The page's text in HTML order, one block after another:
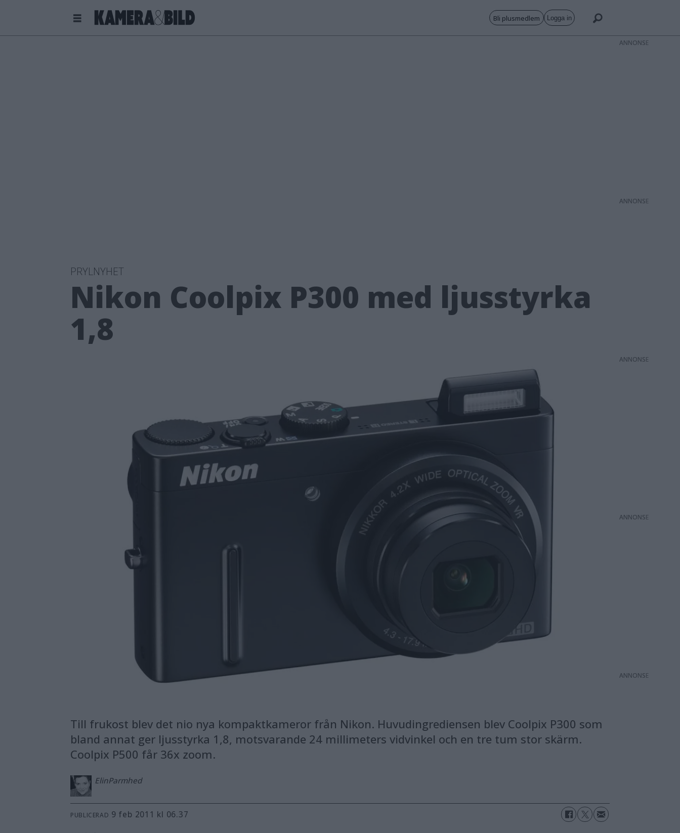
Bli plusmedlem Logga in
PRYLNYHET
Nikon Coolpix P300 med ljusstyrka
1,8
Till frukost blev det nio nya kompaktkameror från Nikon. Huvudingrediensen blev Coolpix P300 som
bland annat ger ljusstyrka 1,8, motsvarande 24 millimeters vidvinkel och en tre tum stor skärm.
Coolpix P500 får 36x zoom.
ElinParmhed
PUBLICERAD 9 feb 2011 kl 06.37
ANNONS
ANNONS
ANNONS
ANNONS
ANNONS